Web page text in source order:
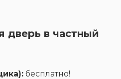
дверь в частный
бесплатно!